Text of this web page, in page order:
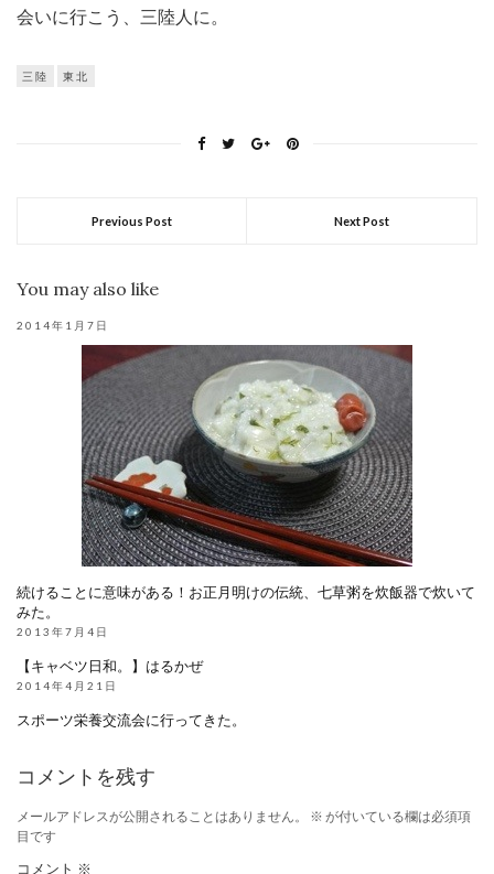
会いに行こう、三陸人に。
三陸 東北
Previous Post Next Post
You may also like
2014年1月7日
続けることに意味がある！お正月明けの伝統、七草粥を炊飯器で炊いて
みた。
2013年7月4日
【キャベツ日和。】はるかぜ
2014年4月21日
スポーツ栄養交流会に行ってきた。
コメントを残す
メールアドレスが公開されることはありません。 ※ が付いている欄は必須項
目です
コメント ※